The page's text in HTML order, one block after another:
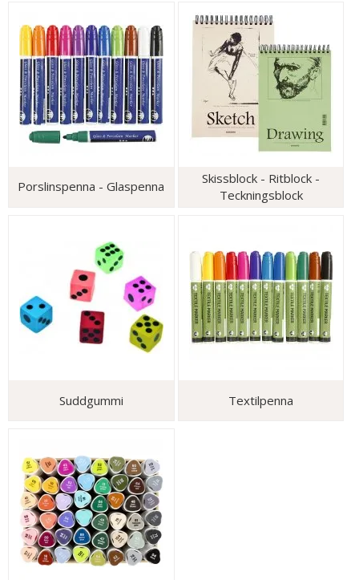
Porslinspenna - Glaspenna
Skissblock - Ritblock -
Teckningsblock
Suddgummi Textilpenna